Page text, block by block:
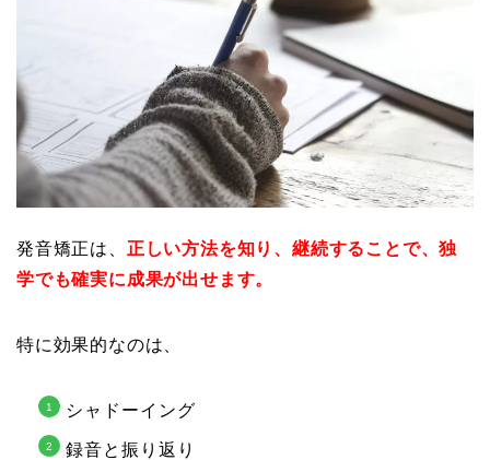
発音矯正は、 正しい方法を知り、継続することで、独
学でも確実に成果が出せます。
特に効果的なのは、
シャドーイング
録音と振り返り